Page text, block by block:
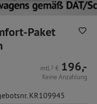
Paket
mtl.2 € 196,-
Keine Anzahlung
KR109945